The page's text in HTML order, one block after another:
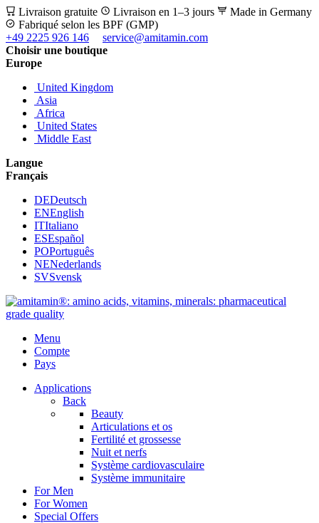
Livraison gratuite Livraison en 1–3 jours
Made in Germany
Fabriqué selon les BPF (GMP)
+49 2225 926 146
service@amitamin.com
Choisir une boutique
Europe
United Kingdom
Asia
Africa
United States
Middle East
Langue
Français
DEDeutsch
ENEnglish
ITItaliano
ESEspañol
POPortuguês
NENederlands
SVSvensk
Menu
Compte
Pays
Applications
Back
Beauty
Articulations et os
Fertilité et grossesse
Nuit et nerfs
Système cardiovasculaire
Système immunitaire
For Men
For Women
Special Offers